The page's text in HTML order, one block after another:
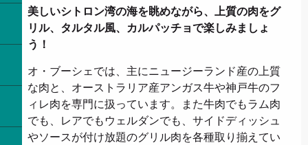
美しいシトロン湾の海を眺めながら、上質の肉をグ
リル、タルタル風、カルパッチョで楽しみましょ
う！
オ・ブーシェでは、主にニュージーランド産の上質
な肉と、オーストラリア産アンガス牛や神戸牛のフ
ィレ肉を専門に扱っています。また牛肉でもラム肉
でも、レアでもウェルダンでも、サイドディッシュ
やソースが付け放題のグリル肉を各種取り揃えてい